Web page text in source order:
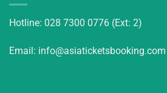
Hotline: 028 7300 0776 (Ext: 2)
Email: info@asiaticketsbooking.com